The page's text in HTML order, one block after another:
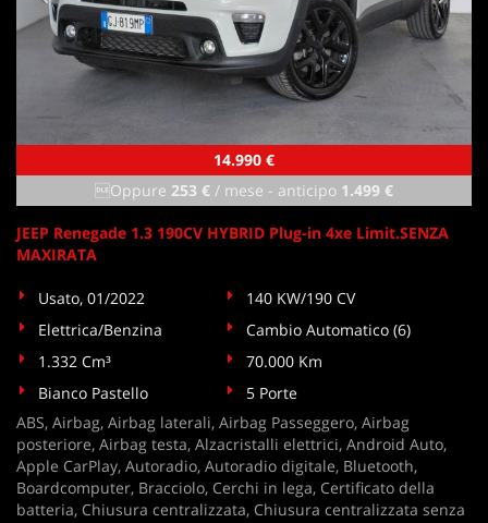
14.990 €
Oppure 253 € / mese - anticipo 1.499 €
JEEP Renegade 1.3 190CV HYBRID Plug-in 4xe Limit.SENZA
MAXIRATA
Usato, 01/2022
140 KW/190 CV
Elettrica/Benzina
Cambio Automatico (6)
1.332 Cm³
70.000 Km
Bianco Pastello
5 Porte
ABS, Airbag, Airbag laterali, Airbag Passeggero, Airbag
posteriore, Airbag testa, Alzacristalli elettrici, Android Auto,
Apple CarPlay, Autoradio, Autoradio digitale, Bluetooth,
Boardcomputer, Bracciolo, Cerchi in lega, Certificato della
batteria, Chiusura centralizzata, Chiusura centralizzata senza